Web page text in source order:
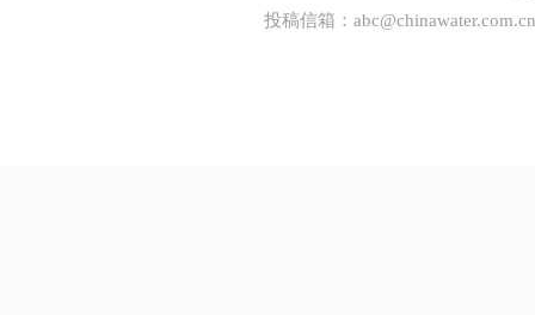
投稿信箱： abc@chinawater.com.cn